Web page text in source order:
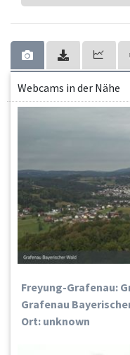
Webcams in der Nähe
Freyung-Grafenau:
Grafenau
Ort: unknown